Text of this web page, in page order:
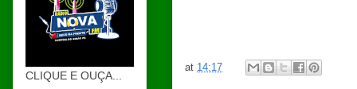
at 14:17
CLIQUE E OUÇA...